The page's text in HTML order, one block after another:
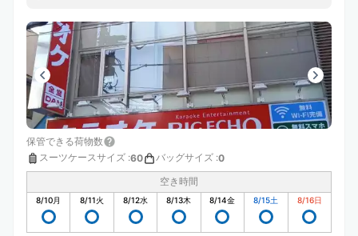
保管できる荷物数
スーツケースサイズ :60 バッグサイズ :0
空き時間
8/10月 8/11火 8/12水 8/13木 8/14金 8/15土 8/16日